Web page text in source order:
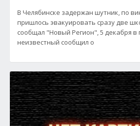
В Челябинске задержан шутник, по
пришлось эвакуировать сразу две
сообщал "Новый Регион", 5 декабря в
неизвестный сообщил о